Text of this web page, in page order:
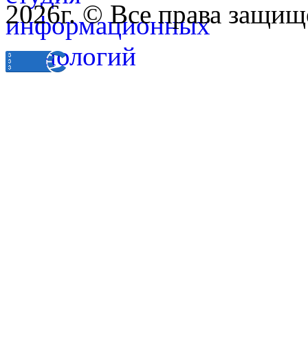
2026г. © Все права